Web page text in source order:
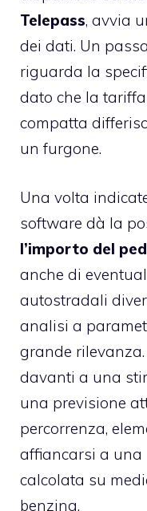
Telepass, avvia
dei dati. Un
riguarda la
dato che la
compatta
un furgone.
Una volta
software dà la
l’importo del
anche di
autostradali
analisi a
grande rilevanza.
davanti a una
una previsione
percorrenza,
affiancarsi a una
calcolata su
benzina.